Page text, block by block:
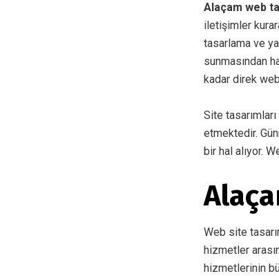
Alaçam web
iletişimler
tasarlama ve
sunmasından
kadar direk
Site
etmektedir.
bir hal alıyor.
Web site
hizmetler
hizmetlerinin